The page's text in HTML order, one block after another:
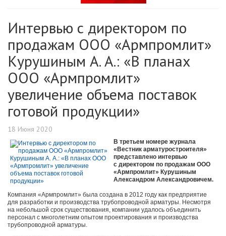
Интервью с директором по
продажам ООО «Армпромлит»
Курушиным А. А.: «В планах
ООО «Армпромлит»
увеличение объема поставок
готовой продукции»
18 Июня 2020
В третьем номере журнала
«Вестник арматуростроителя»
представлено интервью
с директором по продажам ООО
«Армпромлит» Курушиным
Александром Александровичем.
Компания «Армпромлит» была создана в 2012 году как предприятие
для разработки и производства трубопроводной арматуры. Несмотря
на небольшой срок существования, компании удалось объединить
персонал с многолетним опытом проектирования и производства
трубопроводной арматуры.